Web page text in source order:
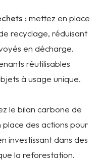
: mettez en place
recyclage, réduisant
en décharge.
réutilisables
à usage unique.
le bilan carbone de
des actions pour
investissant dans des
la reforestation.